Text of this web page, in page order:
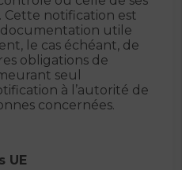
Cette notification est
utile
le cas échéant, de
obligations de
seul
à l’autorité de
concernées.